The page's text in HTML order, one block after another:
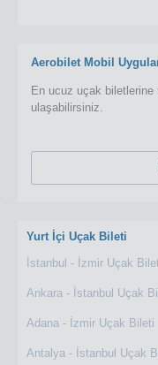
Aerobilet Mobil
En ucuz uçak biletlerine
ulaşabilirsiniz.
Yurt İçi Uçak Bileti
İstanbul - İzmir Uçak
Ankara - İstanbul Uçak
Adana - İzmir Uçak Bileti
Antalya - İstanbul Uçak